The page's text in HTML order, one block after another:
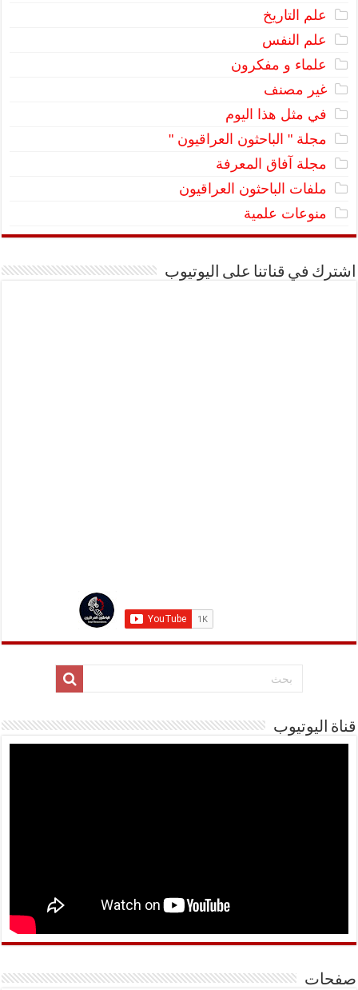
علم التاريخ
علم النفس
علماء و مفكرون
غير مصنف
في مثل هذا اليوم
مجلة " الباحثون العراقيون "
مجلة آفاق المعرفة
ملفات الباحثون العراقيون
منوعات علمية
اشترك في قناتنا على اليوتيوب
قناة اليوتيوب
صفحات